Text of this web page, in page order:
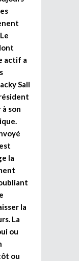
actif a
Sall
son
la
la
La
ou
ou